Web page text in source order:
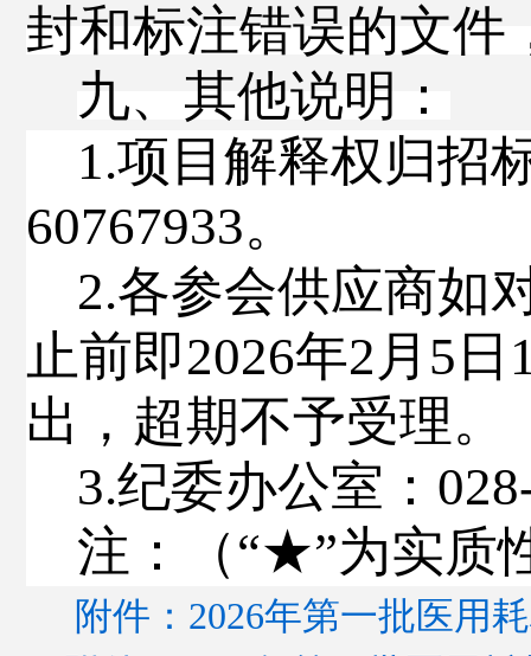
封和标注错误的文件
九、其他说明 ：
1.项目解释权归招
60767933。
2.各参会供应商如
止前即2026年2 月 5 日
出，超期不予受理。
3.纪委办公室 ：
注：（“★”为实质
附件：2026年第一批医用